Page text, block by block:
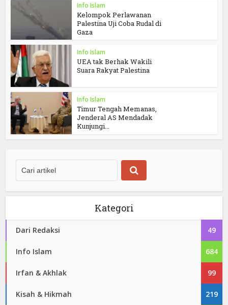
Info Islam
Kelompok Perlawanan
Palestina Uji Coba Rudal di
Gaza
Info Islam
UEA tak Berhak Wakili
Suara Rakyat Palestina
Info Islam
Timur Tengah Memanas,
Jenderal AS Mendadak
Kunjungi...
Kategori
Dari Redaksi 49
Info Islam 684
Irfan & Akhlak 99
Kisah & Hikmah 219